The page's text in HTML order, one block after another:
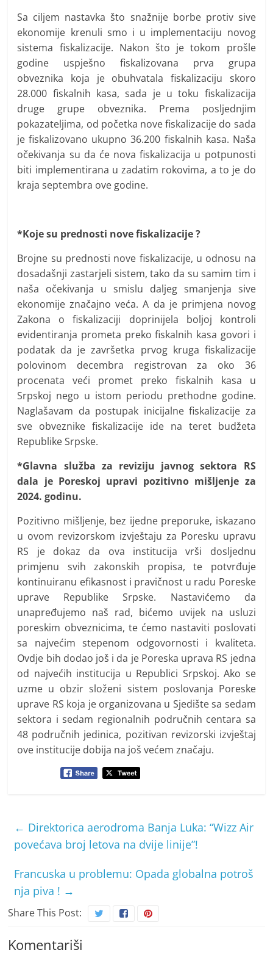
Sa ciljem nastavka što snažnije borbe protiv sive
ekonomije krenuli smo i u implementaciju novog
sistema fiskalizacije. Nakon što je tokom prošle
godine uspješno fiskalizovana prva grupa
obveznika koja je obuhvatala fiskalizaciju skoro
28.000 fiskalnih kasa, sada je u toku fiskalizacija
druge grupe obveznika. Prema posljednjim
pokazateljima, od početka nove fiskalizacije do sada
je fiskalizovano ukupno 36.200 fiskalnih kasa. Naša
očekivanja su da će nova fiskalizacija u potpunosti
biti implementirana u zadatim rokovima, a to je do
kraja septembra ove godine.
*Koje su prednosti nove fiskalizacije ?
Brojne su prednosti nove fiskalizacije, u odnosu na
dosadašnji zastarjeli sistem, tako da su samim tim i
naša očekivanja u smislu daljeg smanjenja sive
ekonomije značajno veća. A da je primjena novog
Zakona o fiskalizaciji doprinijela boljoj kontroli
evidentiranja prometa preko fiskalnih kasa govori i
podatak da je završetka prvog kruga fiskalizacije
polovinom decembra registrovan za oko 36
procenata veći promet preko fiskalnih kasa u
Srpskoj nego u istom periodu prethodne godine.
Naglašavam da postupak inicijalne fiskalizacije za
sve obveznike fiskalizacije ide na teret budžeta
Republike Srpske.
*Glavna služba za reviziju javnog sektora RS
dala je Poreskoj upravi pozitivno mišljenje za
2024. godinu.
Pozitivno mišljenje, bez ijedne preporuke, iskazano
u ovom revizorskom izvještaju za Poresku upravu
RS je dokaz da ova institucija vrši dosljednu
primjenu svih zakonskih propisa, te potvrđuje
kontinuiranu efikasnost i pravičnost u radu Poreske
uprave Republike Srpske. Nastavićemo da
unapređujemo naš rad, bićemo uvijek na usluzi
poreskim obveznicima, te ćemo nastaviti poslovati
sa najvećim stepenom odgovornosti i kvaliteta.
Ovdje bih dodao još i da je Poreska uprava RS jedna
od najvećih institucija u Republici Srpskoj. Ako se
uzme u obzir složeni sistem poslovanja Poreske
uprave RS koja je organizovana u Sjedište sa sedam
sektora i sedam regionalnih područnih centara sa
48 područnih jedinica, pozitivan revizorski izvještaj
ove institucije dobija na još većem značaju.
← Direktorica aerodroma Banja Luka: “Wizz Air
povećava broj letova na dvije linije”!
Francuska u problemu: Opada globalna potroš
nja piva ! →
Share This Post:
Komentariši